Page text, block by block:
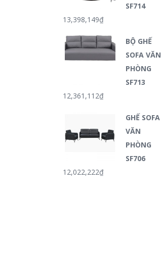
SF714
13,398,149₫
BỘ GHẾ
SOFA VĂN
PHÒNG
SF713
12,361,112₫
GHẾ SOFA
VĂN
PHÒNG
SF706
12,022,222₫